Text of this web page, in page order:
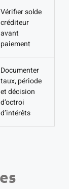
Vérifier solde
créditeur
avant
paiement
Documenter
taux, période
et décision
d’octroi
d’intérêts